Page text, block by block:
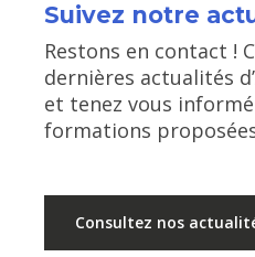
Suivez notre
Restons en contact !
dernières actualités
et tenez vous
formations
Consultez nos